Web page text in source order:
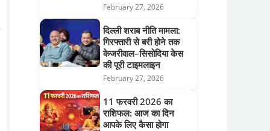
February 27, 2026
दिल्ली शराब नीति मामला:
गिरफ्तारी से बरी होने तक
केजरीवाल–सिसोदिया केस
की पूरी टाइमलाइन
February 27, 2026
11 फरवरी 2026 का
राशिफल: आज का दिन
आपके लिए कैसा होगा